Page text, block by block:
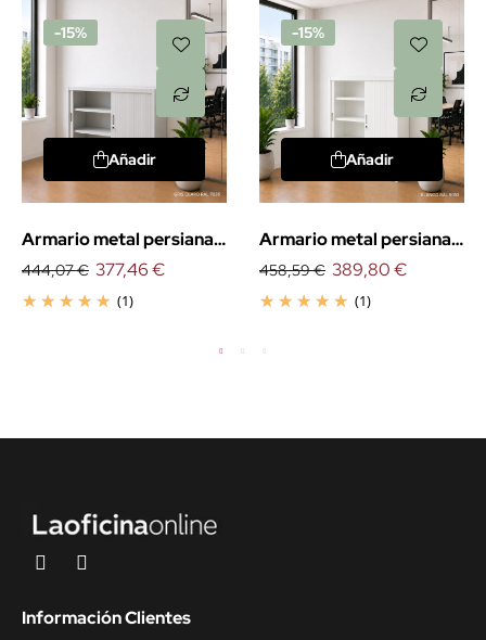
-15%
Añadir
Armario metal persiana
vertical 105cm.
444,07 €
(1)
377,46 €
-15%
Añadir
Armario metal persiana
vertical 145cm.
458,59 €
(1)
389,80 €
Información Clientes